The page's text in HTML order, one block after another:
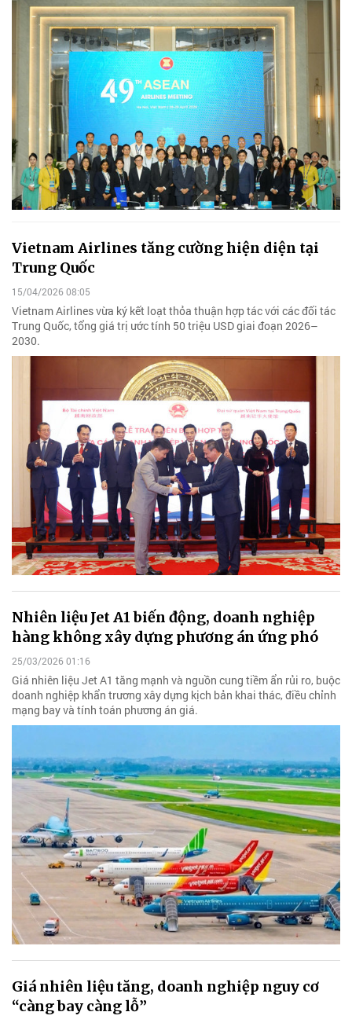
Vietnam Airlines tăng cường hiện diện tại
Trung Quốc
15/04/2026 08:05
Vietnam Airlines vừa ký kết loạt thỏa thuận hợp tác với các đối tác
Trung Quốc, tổng giá trị ước tính 50 triệu USD giai đoạn 2026–
2030.
Nhiên liệu Jet A1 biến động, doanh nghiệp
hàng không xây dựng phương án ứng phó
25/03/2026 01:16
Giá nhiên liệu Jet A1 tăng mạnh và nguồn cung tiềm ẩn rủi ro, buộc
doanh nghiệp khẩn trương xây dựng kịch bản khai thác, điều chỉnh
mạng bay và tính toán phương án giá.
Giá nhiên liệu tăng, doanh nghiệp nguy cơ
“càng bay càng lỗ”